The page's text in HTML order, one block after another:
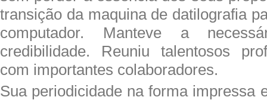
transição da maquina de datilografia
computador. Manteve a
credibilidade. Reuniu talentosos
com importantes colaboradores.
Sua periodicidade na forma impressa